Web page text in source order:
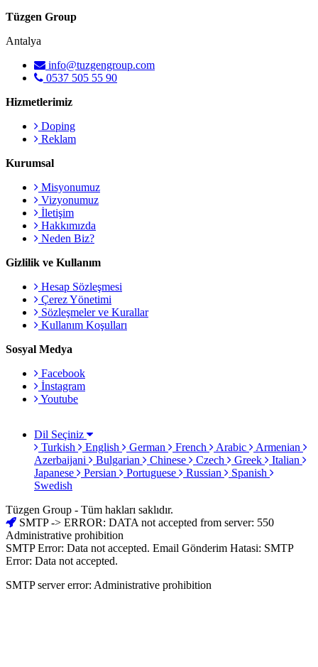
Tüzgen Group
Antalya
info@tuzgengroup.com
0537 505 55 90
Hizmetlerimiz
Doping
Reklam
Kurumsal
Misyonumuz
Vizyonumuz
İletişim
Hakkımızda
Neden Biz?
Gizlilik ve Kullanım
Hesap Sözleşmesi
Çerez Yönetimi
Sözleşmeler ve Kurallar
Kullanım Koşulları
Sosyal Medya
Facebook
İnstagram
Youtube
Dil Seçiniz
Turkish
English German French Arabic
Armenian
Azerbaijani
Bulgarian Chinese Czech Greek
Italian
Japanese
Persian Portuguese Russian
Spanish
Swedish
Tüzgen Group - Tüm hakları saklıdır.
SMTP -> ERROR: DATA not accepted from server: 550
Administrative prohibition
SMTP Error: Data not accepted. Email Gönderim Hatasi: SMTP
Error: Data not accepted.
SMTP server error: Administrative prohibition